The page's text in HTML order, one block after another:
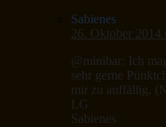
Sabienes
26. Oktober 2014
@minibar: Ich
sehr gerne
mir zu auffällig.
LG
Sabienes